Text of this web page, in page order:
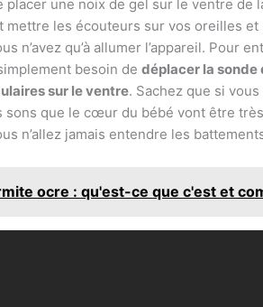
une noix de gel sur le ventre de
mettre les écouteurs sur vos oreilles
n’avez qu’à allumer l’appareil. Pour
besoin dedéplacer la
sur le ventre. Sachez que si
sons que le cœur du bébé vont être
n’allez jamais entendre les
ocre : qu'est-ce que c'est et